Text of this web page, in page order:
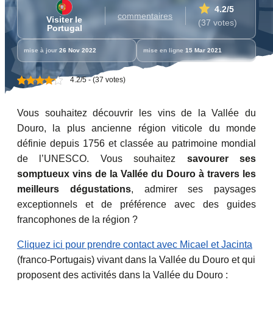
Visiter le
Portugal
commentaires
4.2/5
(37 votes)
mise à jour 26 Nov 2022 mise en ligne 15 Mar 2021
4.2/5 - (37 votes)
Vous souhaitez découvrir les vins de la Vallée du
Douro, la plus ancienne région viticole du monde
définie depuis 1756 et classée au patrimoine mondial
de l’UNESCO. Vous souhaitez savourer ses
somptueux vins de la Vallée du Douro à travers les
meilleurs dégustations, admirer ses paysages
exceptionnels et de préférence avec des guides
francophones de la région ?
Cliquez ici pour prendre contact avec Micael et Jacinta
(franco-Portugais) vivant dans la Vallée du Douro et qui
proposent des activités dans la Vallée du Douro :